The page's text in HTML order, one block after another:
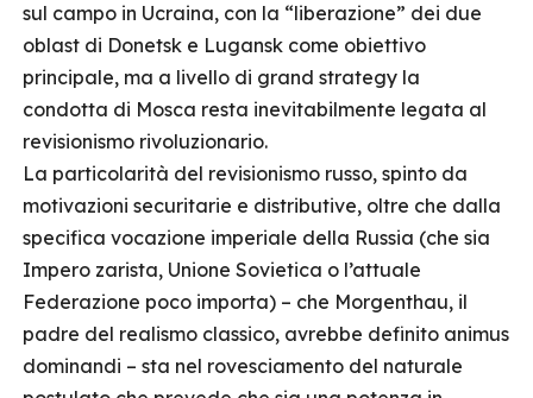
sul campo in Ucraina, con la “liberazione” dei due
oblast di Donetsk e Lugansk come obiettivo
principale, ma a livello di grand strategy la
condotta di Mosca resta inevitabilmente legata al
revisionismo rivoluzionario.
La particolarità del revisionismo russo, spinto da
motivazioni securitarie e distributive, oltre che dalla
specifica vocazione imperiale della Russia (che sia
Impero zarista, Unione Sovietica o l’attuale
Federazione poco importa) – che Morgenthau, il
padre del realismo classico, avrebbe definito animus
dominandi – sta nel rovesciamento del naturale